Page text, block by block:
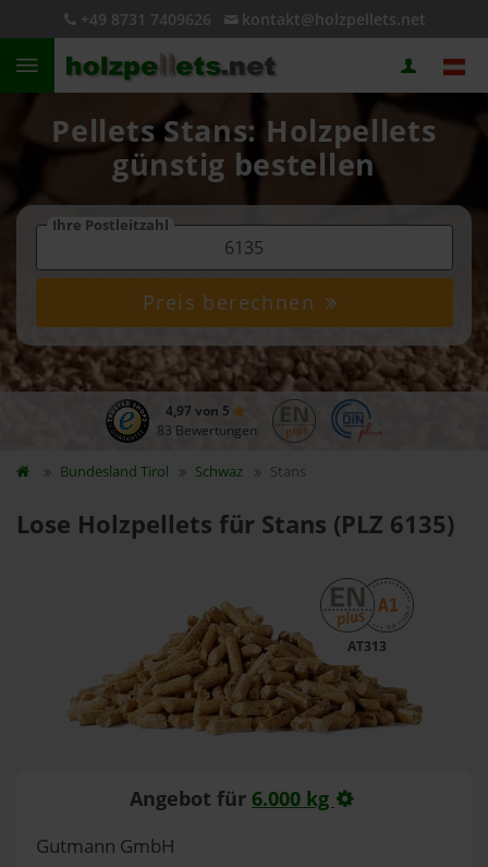
+49 8731 7409626 kontakt@holzpellets.net
Pellets Stans: Holzpellets
günstig bestellen
Ihre Postleitzahl
Preis berechnen
4,97 von 5
83 Bewertungen
Bundesland Tirol Schwaz Stans
Lose Holzpellets für Stans (PLZ 6135)
AT313
Angebot für 6.000 kg
Gutmann GmbH